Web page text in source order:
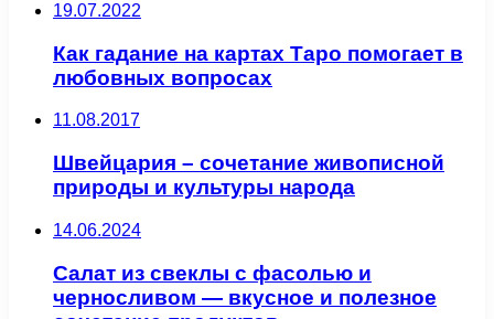
19.07.2022
Как гадание на картах Таро помогает в
любовных вопросах
11.08.2017
Швейцария – сочетание живописной
природы и культуры народа
14.06.2024
Салат из свеклы с фасолью и
черносливом — вкусное и полезное